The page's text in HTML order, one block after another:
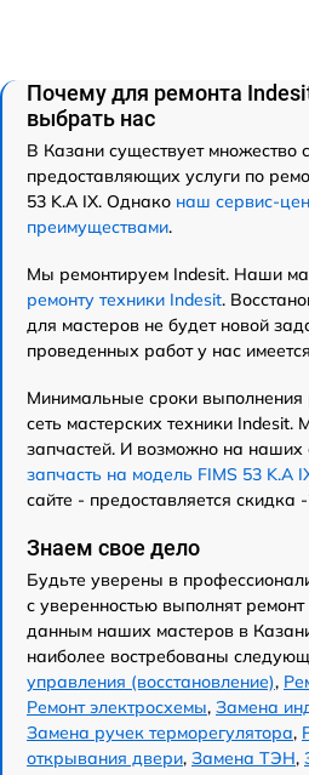
Почему для ремонта
выбрать нас
В Казани существует множество
предоставляющих услуги по
53 K.A IX. Однако наш сервис-
преимуществами.
Мы ремонтируем Indesit. Наши
ремонту техники Indesit.
для мастеров не будет новой
проведенных работ у нас
Минимальные сроки
сеть мастерских техники
запчастей. И возможно на наших
запчасть на модель FIMS 53 K.A
сайте - предоставляется скидка
Знаем свое дело
Будьте уверены в
с уверенностью выполнят
данным наших мастеров в
наиболее востребованы
управления (восстановление),
Ремонт электросхемы, Замена
Замена ручек терморегулятора,
открывания двери, Замена ТЭН,